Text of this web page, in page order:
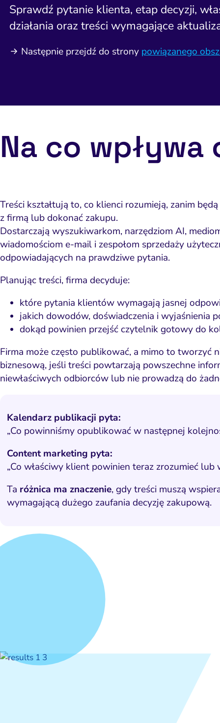
Sprawdź pytanie klienta, etap decyzji,
działania oraz treści wymagające
Następnie przejdź do strony powiązanego
Na co
Treści kształtują to, co klienci rozumieją, zanim
z firmą lub dokonać zakupu.
Dostarczają wyszukiwarkom, narzędziom AI,
wiadomościom e-mail i zespołom sprzedaży
odpowiadających na prawdziwe pytania.
Planując treści, firma decyduje:
które pytania klientów wymagają jasnej
jakich dowodów, doświadczenia i wyjaśnienia
dokąd powinien przejść czytelnik gotowy do
Firma może często publikować, a mimo to tworzyć
biznesową, jeśli treści powtarzają powszechne
niewłaściwych odbiorców lub nie prowadzą do
Kalendarz publikacji pyta:
„Co powinniśmy opublikować w następnej
Content marketing pyta:
„Co właściwy klient powinien teraz zrozumieć lub
Ta różnica ma znaczenie, gdy treści muszą
wymagającą dużego zaufania decyzję zakupową.